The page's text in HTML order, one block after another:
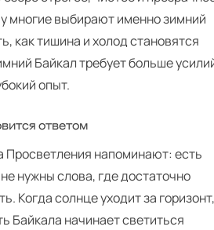
многие выбирают именно зимний
как тишина и холод становятся
Байкал требует больше
опыт.
ответом
Просветления напоминают: есть
нужны слова, где достаточно
Когда солнце уходит за горизонт,
Байкала начинает светиться